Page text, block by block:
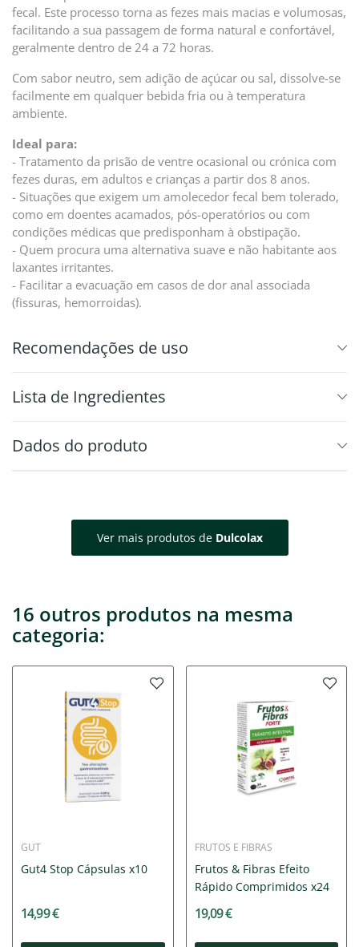
fecal. Este processo torna as fezes mais macias e volumosas,
facilitando a sua passagem de forma natural e confortável,
geralmente dentro de 24 a 72 horas.
Com sabor neutro, sem adição de açúcar ou sal, dissolve-se
facilmente em qualquer bebida fria ou à temperatura
ambiente.
Ideal para:
- Tratamento da prisão de ventre ocasional ou crónica com
fezes duras, em adultos e crianças a partir dos 8 anos.
- Situações que exigem um amolecedor fecal bem tolerado,
como em doentes acamados, pós-operatórios ou com
condições médicas que predisponham à obstipação.
- Quem procura uma alternativa suave e não habitante aos
laxantes irritantes.
- Facilitar a evacuação em casos de dor anal associada
(fissuras, hemorroidas).
Recomendações de uso
⁠Lista de Ingredientes
Dados do produto
Ver mais produtos de Dulcolax
16 outros produtos na mesma
categoria:
GUT
Gut4 Stop Cápsulas x10
14,99 €
FRUTOS E FIBRAS
Frutos & Fibras Efeito
Rápido Comprimidos x24
19,09 €